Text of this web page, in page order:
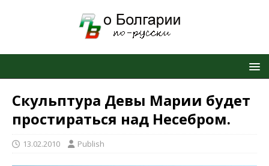
Скульптура Девы Марии будет
простираться над Несебром.
13.02.2010 Publish